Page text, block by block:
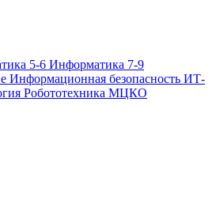
5-6 Информатика 7-9
Информационная безопасность ИТ-
Робототехника МЦКО